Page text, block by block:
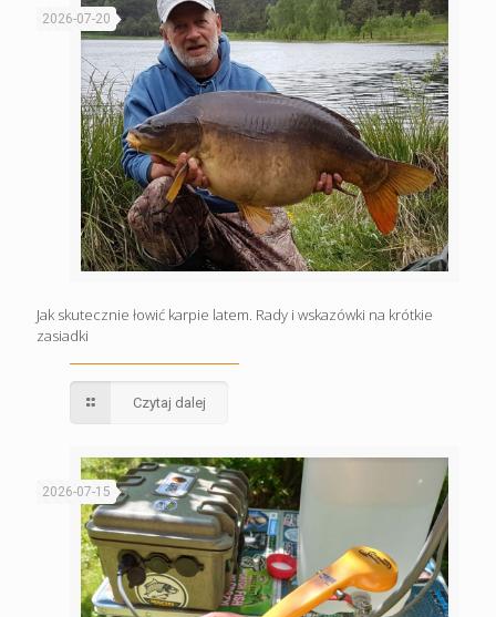
2026-07-20
Jak skutecznie łowić karpie latem. Rady i wskazówki na krótkie
zasiadki
Czytaj dalej
2026-07-15